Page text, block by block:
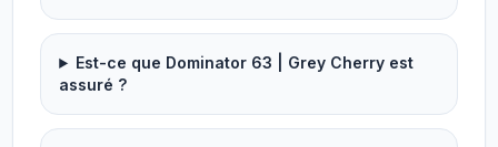
Est-ce que Dominator 63 | Grey Cherry est
assuré ?